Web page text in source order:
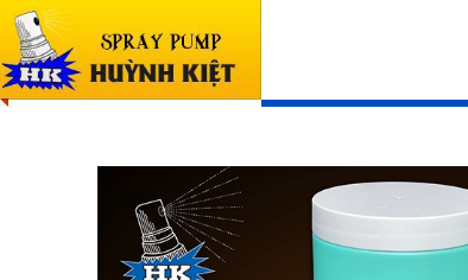
SẢN PHẨM
Trang chủ SẢN PHẨM